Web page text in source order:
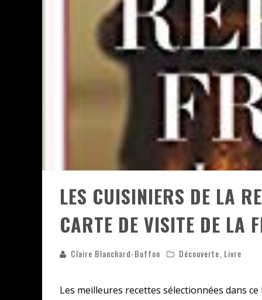
PSYRIVER 2026 : LA MAGIE
« MOFUSAND / PARLER
ASSASSIN'S CREED BLACK FLAG
« LE VENT DAND LES SAULES
« DAMN THEM ALL » - UN DUO
YOSHI AND THE MYSTERIOUS
LES CUISINIERS DE LA
CARTE DE VISITE DE LA
Claire Blanchard-Buffon Découverte Livre
Les meilleures recettes sélectionnées dans